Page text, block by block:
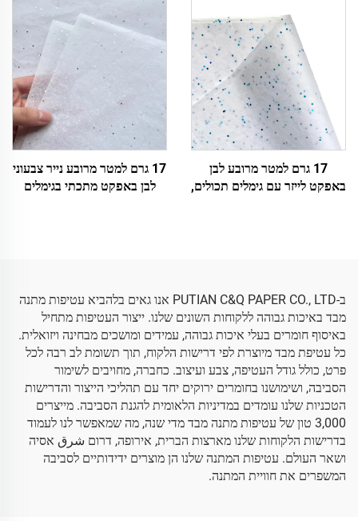
בגדים טייץ'irts נעליים עטיפה
לבן
17 גרם למטר מרובע לבן
באפקט לייזר עם גימלים תכולים,
17 גרם למטר מרובע נייר צבעוני
לבן באפקט מתכתי בגימלים
ב-PUTIAN C&Q PAPER CO., LTD אנו גאים בלהביא עטיפות מתנה
מבד באיכות גבוהה ללקוחות השונים שלנו. ייצור העטיפות מתחיל
באיסוף חומרים בעלי איכות גבוהה, עמידים ומושכים מבחינה ויזואלית.
כל עטיפת מבד מיוצרת לפי דרישות הלקוח, תוך תשומת לב רבה לכל
פרט, כולל גודל העטיפה, צבע ועיצוב. כחברה, מחויבים לשימור
הסביבה, ושימושנו בחומרים ירוקים יחד עם תהליכי הייצור והדרישות
הטכניות שלנו עומדים במדיניות הלאומית להגנת הסביבה. מייצרים
3,000 טון של עטיפות מתנה מבד מדי שנה, מה שמאפשר לנו לעמוד
בדרישות הלקוחות שלנו מארצות הברית, אירופה, דרום شرق אסיה
ושאר העולם. עטיפות המתנה שלנו הן מוצרים ידידותיים לסביבה
המשפרים את חוויית המתנה.